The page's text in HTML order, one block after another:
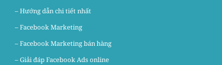
– Hướng dẫn chi tiết nhất
–Facebook Marketing
–Facebook Marketing bán hàng
–Giải đáp Facebook Ads online